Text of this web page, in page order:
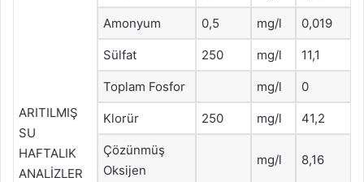
ARITILMIŞ
SU
HAFTALIK
ANALİZLER
Amonyum 0,5 mg/l 0,019
Sülfat 250 mg/l 11,1
Toplam Fosfor mg/l 0
Klorür 250 mg/l 41,2
Çözünmüş
Oksijen
mg/l 8,16